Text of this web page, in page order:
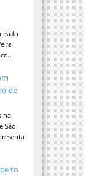
de
na
São